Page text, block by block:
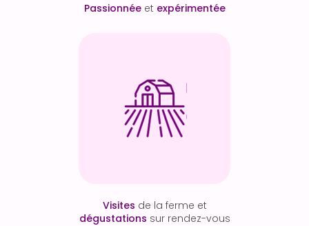
Passionnée et expérimentée
Visites de la ferme et
dégustations sur rendez-vous